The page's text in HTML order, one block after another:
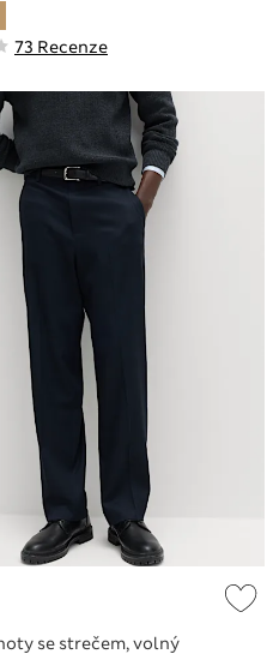
73 Recenze
se strečem, volný